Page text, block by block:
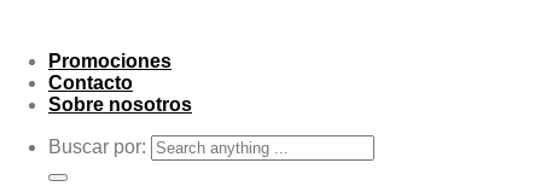
Promociones
Contacto
Sobre nosotros
Buscar por: